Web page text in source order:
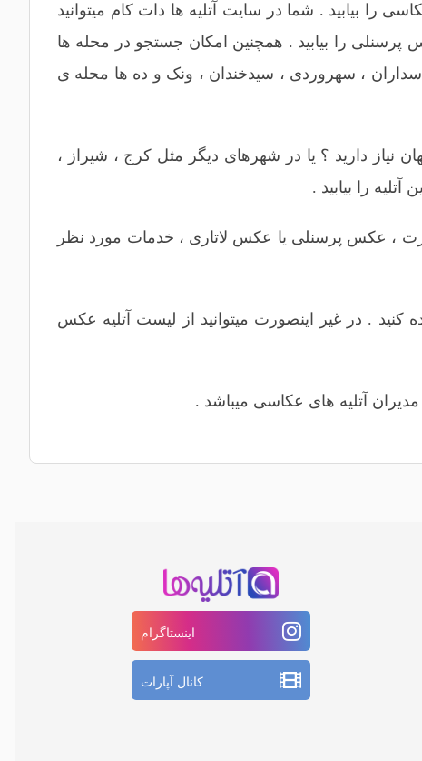
را بیابید . شما در سایت آتلیه ها دات کام میتوانید
پرسنلی را بیابید . همچنین امکان جستجو در محله ها
، سهروردی ، سیدخندان ، ونک و ده ها محله ی
نیاز دارید ؟ یا در شهرهای دیگر مثل کرج ، شیراز ،
را بیابید .
، عکس پرسنلی یا عکس لاتاری ، خدمات مورد نظر
. در غیر اینصورت میتوانید از لیست آتلیه عکس
آتلیه های عکاسی میباشد .
اینستاگرام
کانال آپارات